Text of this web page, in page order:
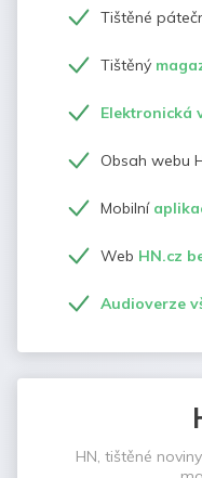
Tištěné
Tištěný
Elektronická
Obsah webu
Mobilní
Web HN.cz
Audioverze
HN, tištěné